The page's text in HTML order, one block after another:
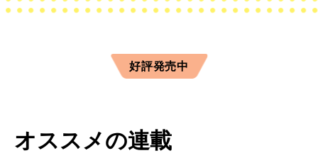
好評発売中
オススメの連載